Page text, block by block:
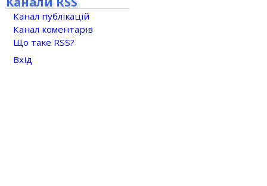
Канал публікацій
Канал коментарів
Що таке RSS?
Вхід